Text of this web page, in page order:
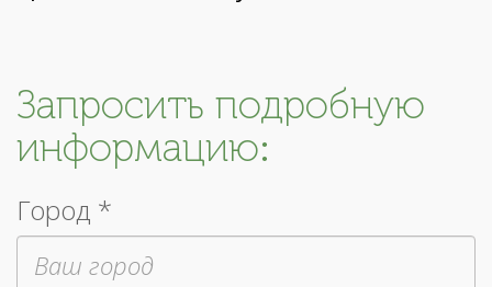
Запросить подробную
информацию:
Город *